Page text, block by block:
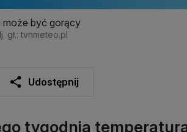
może być gorący
gł.: tvnmeteo.pl
Udostępnij
tygodnia